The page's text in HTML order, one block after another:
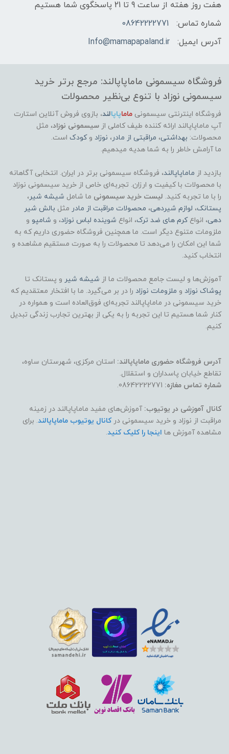
هفت روز هفته از ساعت 9 تا 21 پاسخگوی شما هستیم
شماره تماس:
08642222771
آدرس ایمیل:
Info@mamapapaland.ir
فروشگاه سیسمونی ماماپاپالند: مرجع برتر خرید
سیسمونی نوزاد با تنوع بی‌نظیر محصولات
فروشگاه اینترنتی سیسمونی ماماپاپالند، بازوی فروش آنلاین استارت
آپ ماماپاپالند ارائه کننده طیف کاملی از سیسمونی نوزاد، مثل
محصولات: بهداشتی، مراقبتی از مادر ، نوزاد وکودک است.
ما آرامش خاطر را به شما هدیه میدهیم.
بازدید از ماماپاپالند، فروشگاه سیسمونی برتر در ایران. انتخابی آگاهانه
با محصولات با کیفیت و ارزان. تجربه‌ای خاص از خرید سیسمونی نوزاد
را با ما تجربه کنید. لیست خرید سیسمونی ما شامل شیشه شیر ،
پستانک، لوازم شیردهی، محصولات مراقبت از مادر مثل بالش شیر
دهی، انواعکرم های ضد ترک، انواع شوینده لباس نوزاد، و شامپو و
ملزومات متنوع دیگر است. ما همچنین فروشگاه حضوری داریم که به
شما این امکان را می‌دهد تا محصولات را به صورت مستقیم مشاهده و
انتخاب کنید.
آموزش‌ها و لیست جامع محصولات ما از شیشه شیر و پستانک تا
پوشاک نوزاد و ملزومات نوزاد را در بر می‌گیرد. ما با افتخار معتقدیم که
خرید سیسمونی در ماماپاپالند تجربه‌ای فوق‌العاده است و همواره در
کنار شما هستیم تا این تجربه را به یکی از بهترین تجارب زندگی تبدیل
کنیم.
آدرس فروشگاه حضوری ماماپاپالند: استان مرکزی، شهرستان ساوه،
تقاطع خیابان پاسداران و استقلال.
شماره تماس مغازه:
کانال آموزشی در یوتیوب: آموزش‌های مفید ماماپاپالند در زمینه
مراقبت از نوزاد و خرید سیسمونی درکانال یوتیوب ماماپاپالند. برای
مشاهده آموزش ها اینجا را کلیک کنید.